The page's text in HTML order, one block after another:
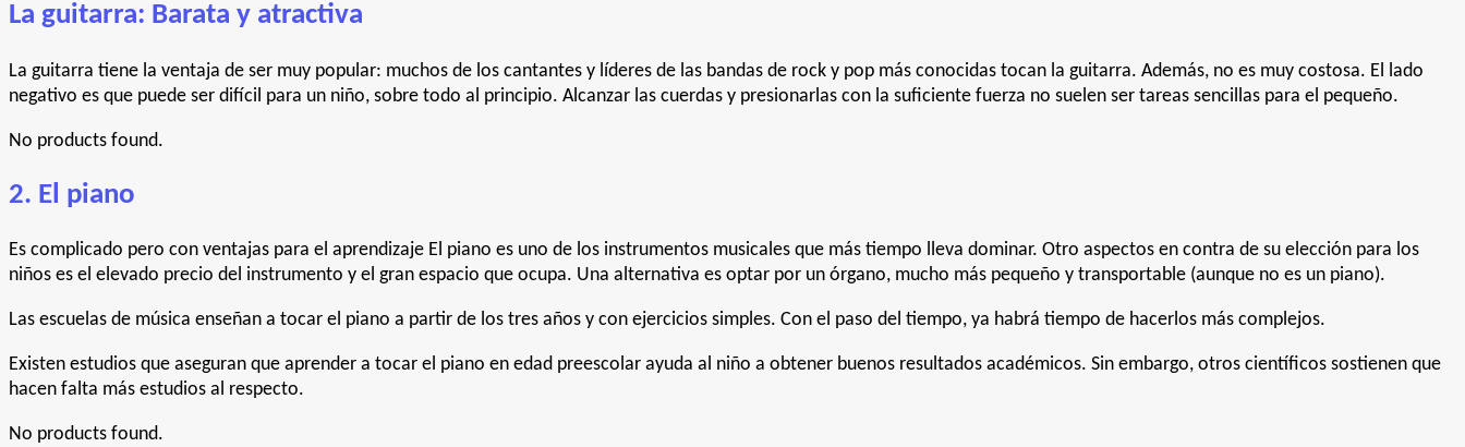
La guitarra: Barata y atractiva
La guitarra tiene la ventaja de ser muy popular: muchos de los cantantes y líderes de las bandas de rock y pop más conocidas tocan la guitarra. Además, no es muy costosa. El lado
negativo es que puede ser difícil para un niño, sobre todo al principio. Alcanzar las cuerdas y presionarlas con la suficiente fuerza no suelen ser tareas sencillas para el pequeño.
No products found.
2. El piano
Es complicado pero con ventajas para el aprendizaje El piano es uno de los instrumentos musicales que más tiempo lleva dominar. Otro aspectos en contra de su elección para los
niños es el elevado precio del instrumento y el gran espacio que ocupa. Una alternativa es optar por un órgano, mucho más pequeño y transportable (aunque no es un piano).
Las escuelas de música enseñan a tocar el piano a partir de los tres años y con ejercicios simples. Con el paso del tiempo, ya habrá tiempo de hacerlos más complejos.
Existen estudios que aseguran que aprender a tocar el piano en edad preescolar ayuda al niño a obtener buenos resultados académicos. Sin embargo, otros científicos sostienen que
hacen falta más estudios al respecto.
No products found.